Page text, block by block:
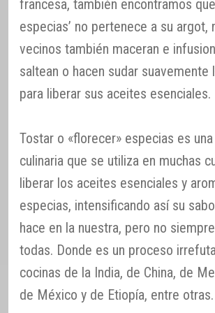
francesa, también encontramos
especias’ no pertenece a su argot,
vecinos también maceran e
saltean o hacen sudar suavemente
para liberar sus aceites esenciales.
Tostar o «florecer» especias es
culinaria que se utiliza en muchas
liberar los aceites esenciales y
especias, intensificando así su
hace en la nuestra, pero no
todas. Donde es un proceso
cocinas de la India, de China, de
de México y de Etiopía, entre otras.